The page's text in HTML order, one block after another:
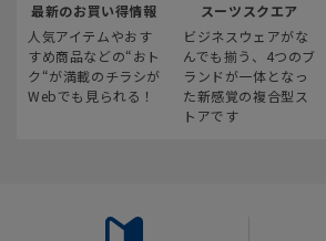
最新のお買い得情報
人気アイテムやおす
すめ商品などの“おト
ク“が満載のチラシが
Webでも見られる！
スーツスクエア
ビジネスウェアがな
んでも揃う、4つのブ
ランドが一体となっ
た新感覚の複合型ス
トアです